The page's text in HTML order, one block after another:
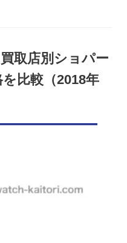
取店別ショパー
比較（2018年